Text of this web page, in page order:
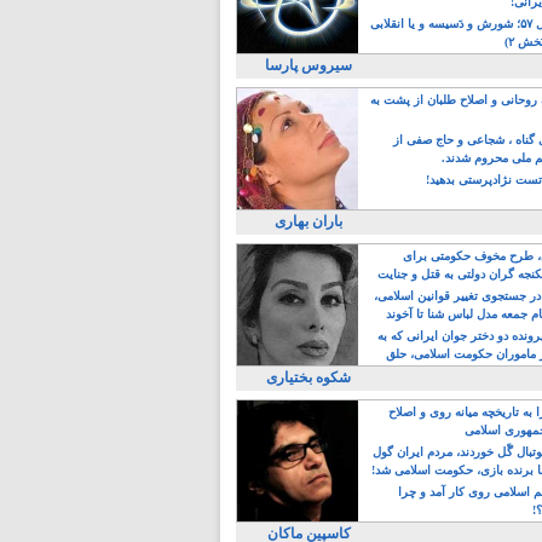
رویداد سال ۵۷؛ شورش و دَسیسه و یا انقلابی
۲)
سیروس پارسا
و اصلاح طلبان از پشت به
گناه ، شجاعی و حاج صفی از
ملی محروم شدند.
نژادپرستی بدهید!
باران بهاری
مخوف حکومتی برای
گران دولتی به قتل و جنایت
جستجوی تغییر قوانین اسلامی،
جمعه مدل لباس شنا تا آخوند
دو دختر جوان ایرانی که به
ماموران حکومت اسلامی، حلق
شکوه بختیاری
به تاریخچه میانه روی و اصلاح
اسلامی
گًل خوردند، مردم ایران گول
برنده بازی، حکومت اسلامی شد!
اسلامی روی کار آمد و چرا
کاسپین ماکان